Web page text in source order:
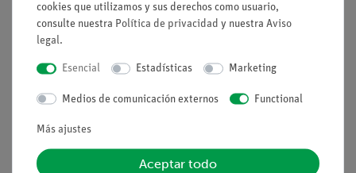
Aviso lega
Contacto
Condiciones comerciales generales
Pie de imprenta
Servicio
cookies que utilizamos y sus derechos como usuario,
consulte nuestra Política de privacidad y nuestra Aviso
legal.
Esencial Estadísticas Marketing
Medios de comunicación externos Functional
Más ajustes
Aceptar todo